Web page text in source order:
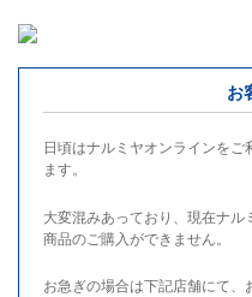
お
日頃はナルミヤオンラインを
ます。
大変混みあっており、現在ナ
商品のご購入ができません。
お急ぎの場合は下記店舗にて、